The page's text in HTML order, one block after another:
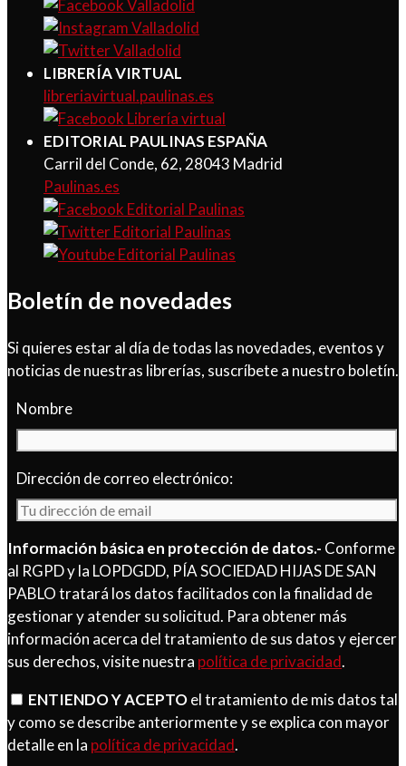
LIBRERÍA VIRTUAL
libreriavirtual.paulinas.es
EDITORIAL PAULINAS ESPAÑA
Carril del Conde, 62, 28043 Madrid
Paulinas.es
Boletín de novedades
Si quieres estar al día de todas las novedades, eventos y
noticias de nuestras librerías, suscríbete a nuestro boletín.
Nombre
Dirección de correo electrónico:
Información básica en protección de datos.- Conforme
al RGPD y la LOPDGDD, PÍA SOCIEDAD HIJAS DE SAN
PABLO tratará los datos facilitados con la finalidad de
gestionar y atender su solicitud. Para obtener más
información acerca del tratamiento de sus datos y ejercer
sus derechos, visite nuestra política de privacidad.
ENTIENDO Y ACEPTOel tratamiento de mis datos tal
y como se describe anteriormente y se explica con mayor
detalle en la política de privacidad.